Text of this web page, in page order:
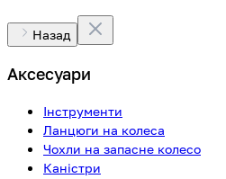
Назад
Аксесуари
Інструменти
Ланцюги на колеса
Чохли на запасне колесо
Каністри